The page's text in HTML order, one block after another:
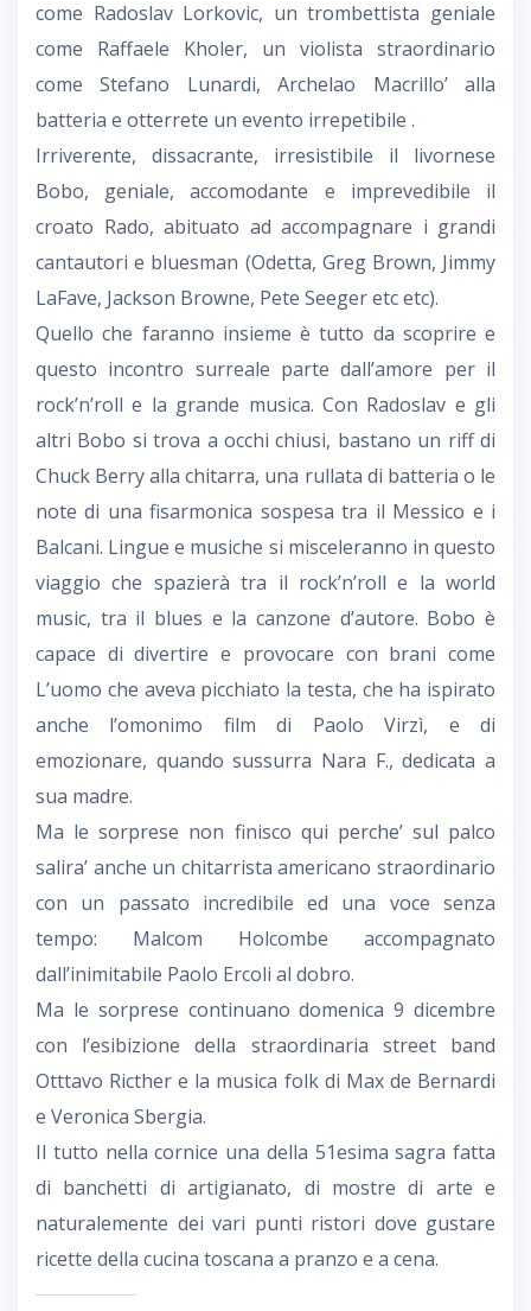
come Radoslav Lorkovic, un trombettista geniale
come Raffaele Kholer, un violista straordinario
come Stefano Lunardi, Archelao Macrillo’ alla
batteria e otterrete un evento irrepetibile .
Irriverente, dissacrante, irresistibile il livornese
Bobo, geniale, accomodante e imprevedibile il
croato Rado, abituato ad accompagnare i grandi
cantautori e bluesman (Odetta, Greg Brown, Jimmy
LaFave, Jackson Browne, Pete Seeger etc etc).
Quello che faranno insieme è tutto da scoprire e
questo incontro surreale parte dall’amore per il
rock’n’roll e la grande musica. Con Radoslav e gli
altri Bobo si trova a occhi chiusi, bastano un riff di
Chuck Berry alla chitarra, una rullata di batteria o le
note di una fisarmonica sospesa tra il Messico e i
Balcani. Lingue e musiche si misceleranno in questo
viaggio che spazierà tra il rock’n’roll e la world
music, tra il blues e la canzone d’autore. Bobo è
capace di divertire e provocare con brani come
L’uomo che aveva picchiato la testa, che ha ispirato
anche l’omonimo film di Paolo Virzì, e di
emozionare, quando sussurra Nara F., dedicata a
sua madre.
Ma le sorprese non finisco qui perche’ sul palco
salira’ anche un chitarrista americano straordinario
con un passato incredibile ed una voce senza
tempo: Malcom Holcombe accompagnato
dall’inimitabile Paolo Ercoli al dobro.
Ma le sorprese continuano domenica 9 dicembre
con l’esibizione della straordinaria street band
Otttavo Ricther e la musica folk di Max de Bernardi
e Veronica Sbergia.
Il tutto nella cornice una della 51esima sagra fatta
di banchetti di artigianato, di mostre di arte e
naturalemente dei vari punti ristori dove gustare
ricette della cucina toscana a pranzo e a cena.